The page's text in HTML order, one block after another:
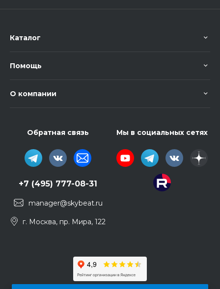
Каталог
Помощь
О компании
Обратная связь
+7 (495) 777-08-31
manager@skybeat.ru
г. Москва, пр. Мира, 122
Мы в социальных сетях